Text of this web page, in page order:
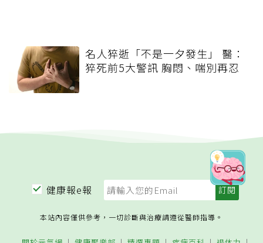
名人猝逝「不是一夕發生」 醫：
猝死前5大警訊 胸悶、喘別再忍
健康報e報
本站內容僅供參考，一切診斷與治療請遵從醫師指導。